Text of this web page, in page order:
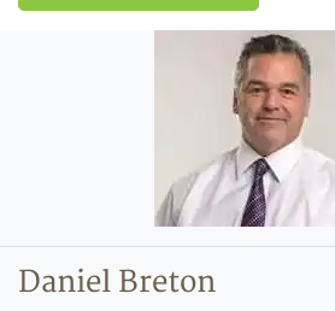
Daniel Breton